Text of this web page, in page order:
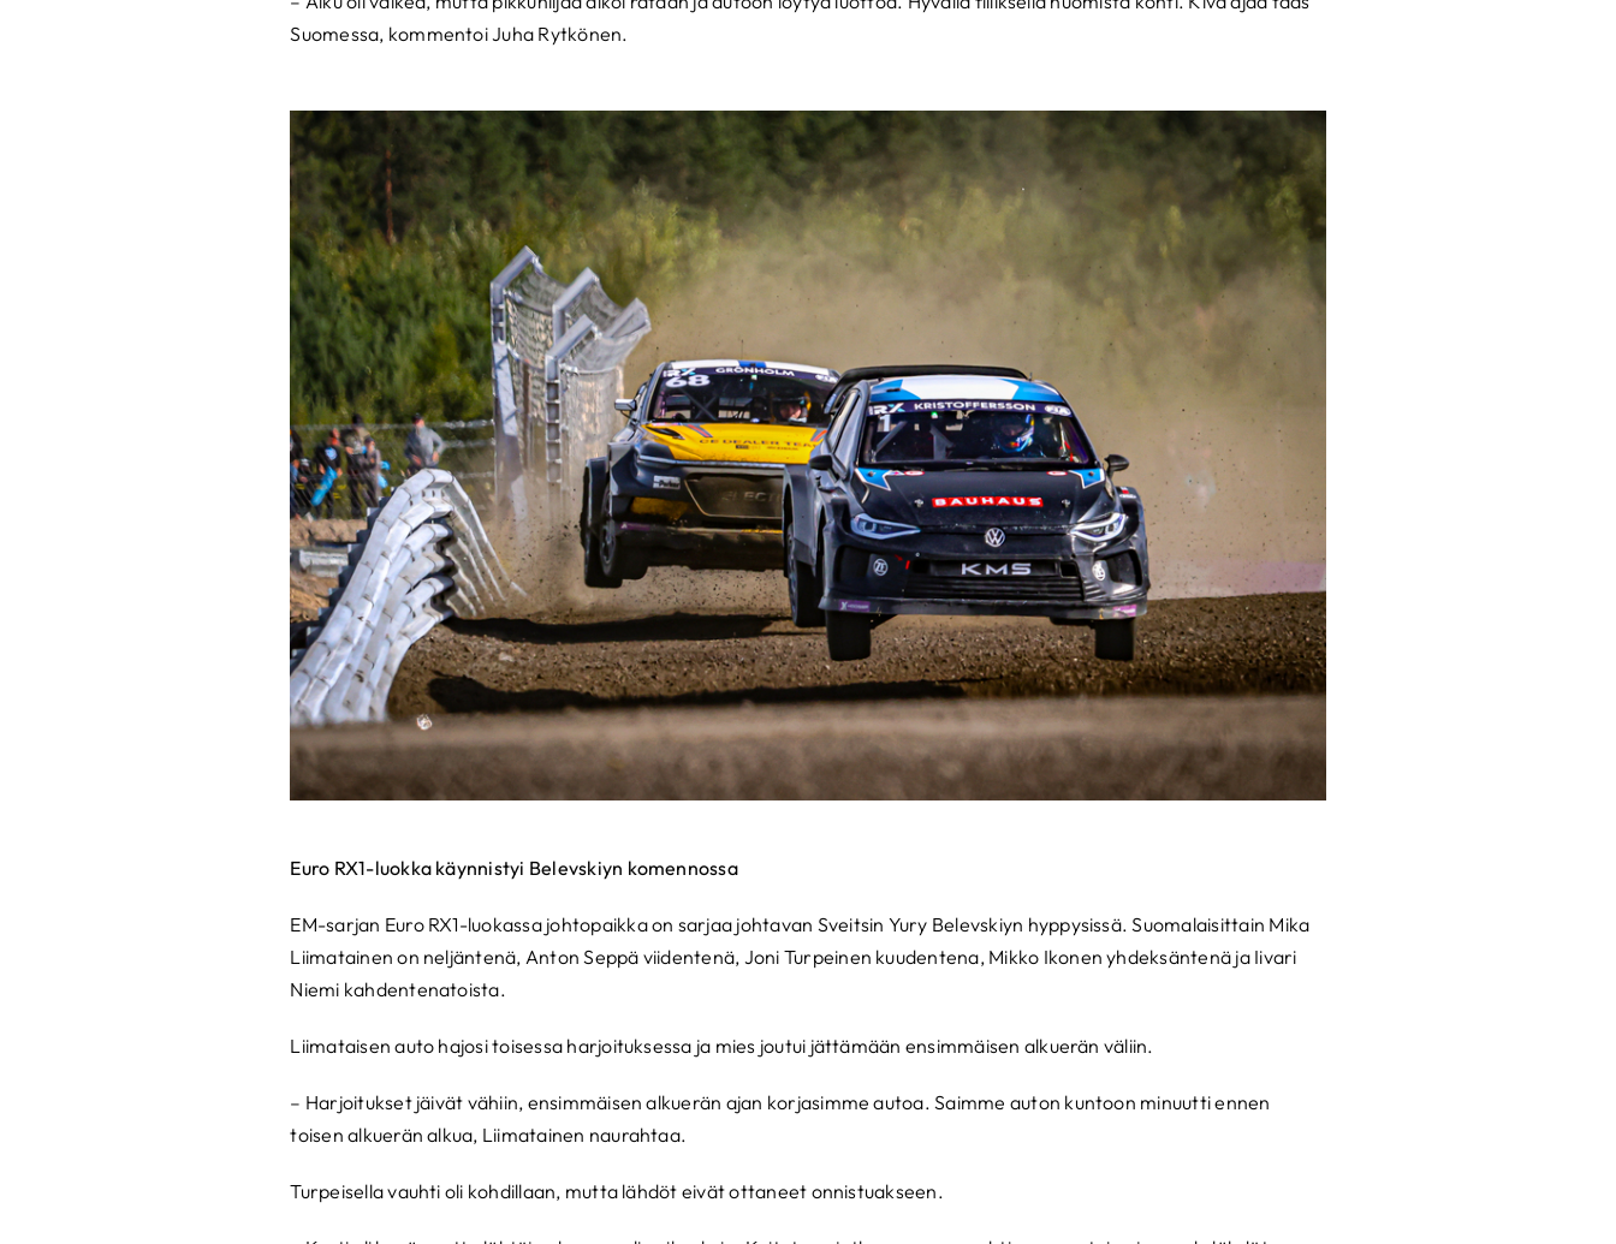
Suomessa, kommentoi Juha Rytkönen.
Euro RX1-luokka käynnistyi Belevskiyn komennossa
EM-sarjan Euro RX1-luokassa johtopaikka on sarjaa johtavan Sveitsin Yury Belevskiyn hyppysissä. Suomalaisittain Mika
Liimatainen on neljäntenä, Anton Seppä viidentenä, Joni Turpeinen kuudentena, Mikko Ikonen yhdeksäntenä ja Iivari
Niemi kahdentenatoista.
Liimataisen auto hajosi toisessa harjoituksessa ja mies joutui jättämään ensimmäisen alkuerän väliin.
– Harjoitukset jäivät vähiin, ensimmäisen alkuerän ajan korjasimme autoa. Saimme auton kuntoon minuutti ennen
toisen alkuerän alkua, Liimatainen naurahtaa.
Turpeisella vauhti oli kohdillaan, mutta lähdöt eivät ottaneet onnistuakseen.